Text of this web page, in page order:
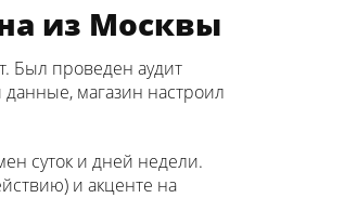
из Москвы
Был проведен аудит
магазин настроил
суток и дней недели.
и акценте на